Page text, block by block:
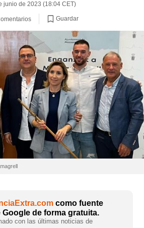
junio de 2023 (18:04 CET)
Guardar
como fuente
Google de forma gratuita.
con las últimas noticias de